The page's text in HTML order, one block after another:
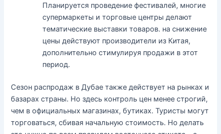
Планируется проведение фестивалей, многие
супермаркеты и торговые центры делают
тематические выставки товаров. на снижение
цены действуют производители из Китая,
дополнительно стимулируя продажи в этот
период.
Сезон распродаж в Дубае также действует на рынках и
базарах страны. Но здесь контроль цен менее строгий,
чем в официальных магазинах, бутиках. Туристы могут
торговаться, сбивая начальную стоимость. Но делать